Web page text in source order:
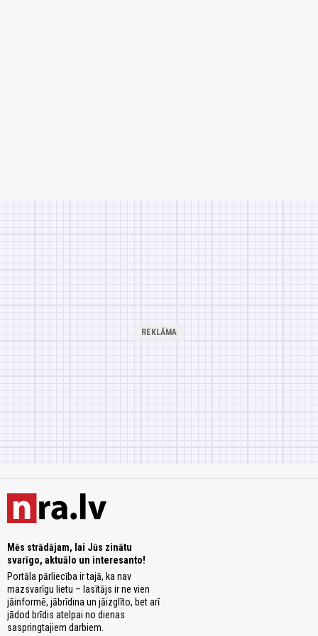
Mēs strādājam, lai Jūs zinātu
svarīgo, aktuālo un interesanto!
Portāla pārliecība ir tajā, ka nav
mazsvarīgu lietu – lasītājs ir ne vien
jāinformē, jābrīdina un jāizglīto, bet arī
jādod brīdis atelpai no dienas
saspringtajiem darbiem.